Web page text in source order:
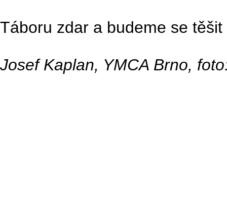
Táboru zdar a budeme se
Josef Kaplan, YMCA Brno,